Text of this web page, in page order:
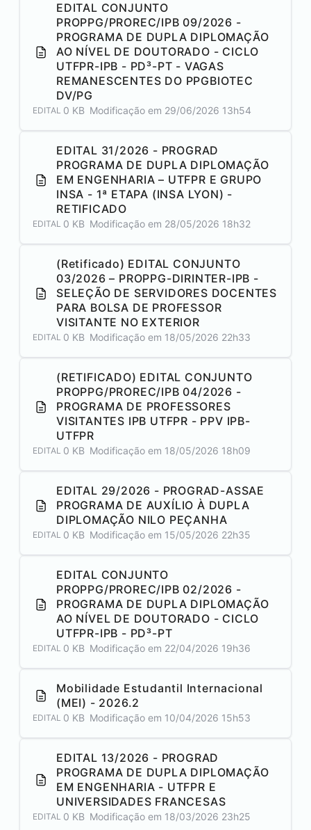
EDITAL CONJUNTO
PROPPG/PROREC/IPB 09/2026 -
PROGRAMA DE DUPLA DIPLOMAÇÃO
AO NÍVEL DE DOUTORADO - CICLO
UTFPR-IPB - PD³-PT - VAGAS
REMANESCENTES DO PPGBIOTEC
DV/PG
EDITAL 0 KB Modificação em 29/06/2026 13h54
EDITAL 31/2026 - PROGRAD
PROGRAMA DE DUPLA DIPLOMAÇÃO
EM ENGENHARIA – UTFPR E GRUPO
INSA - 1ª ETAPA (INSA LYON) -
RETIFICADO
EDITAL 0 KB Modificação em 28/05/2026 18h32
(Retificado) EDITAL CONJUNTO
03/2026 – PROPPG-DIRINTER-IPB -
SELEÇÃO DE SERVIDORES DOCENTES
PARA BOLSA DE PROFESSOR
VISITANTE NO EXTERIOR
EDITAL 0 KB Modificação em 18/05/2026 22h33
(RETIFICADO) EDITAL CONJUNTO
PROPPG/PROREC/IPB 04/2026 -
PROGRAMA DE PROFESSORES
VISITANTES IPB UTFPR - PPV IPB-
UTFPR
EDITAL 0 KB Modificação em 18/05/2026 18h09
EDITAL 29/2026 - PROGRAD-ASSAE
PROGRAMA DE AUXÍLIO À DUPLA
DIPLOMAÇÃO NILO PEÇANHA
EDITAL 0 KB Modificação em 15/05/2026 22h35
EDITAL CONJUNTO
PROPPG/PROREC/IPB 02/2026 -
PROGRAMA DE DUPLA DIPLOMAÇÃO
AO NÍVEL DE DOUTORADO - CICLO
UTFPR-IPB - PD³-PT
EDITAL 0 KB Modificação em 22/04/2026 19h36
Mobilidade Estudantil Internacional
(MEI) - 2026.2
EDITAL 0 KB Modificação em 10/04/2026 15h53
EDITAL 13/2026 - PROGRAD
PROGRAMA DE DUPLA DIPLOMAÇÃO
EM ENGENHARIA - UTFPR E
UNIVERSIDADES FRANCESAS
EDITAL 0 KB Modificação em 18/03/2026 23h25